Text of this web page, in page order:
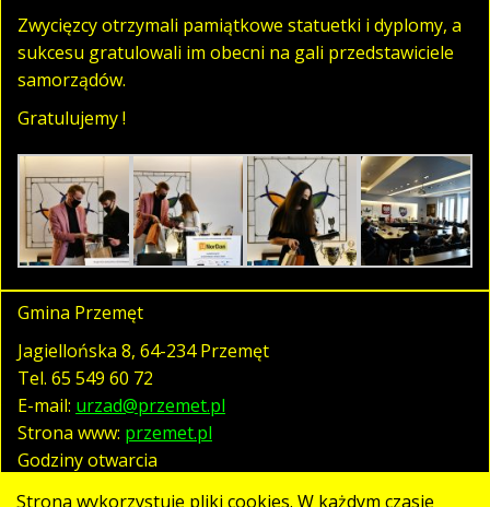
Zwycięzcy otrzymali pamiątkowe statuetki i dyplomy, a
sukcesu gratulowali im obecni na gali przedstawiciele
samorządów.
Gratulujemy !
Gmina Przemęt
Jagiellońska 8, 64-234 Przemęt
Tel. 65 549 60 72
E-mail: urzad@przemet.pl
Strona www: przemet.pl
Godziny otwarcia
pn. - pt. 07:30 - 15:30
Strona wykorzystuje pliki cookies. W każdym czasie